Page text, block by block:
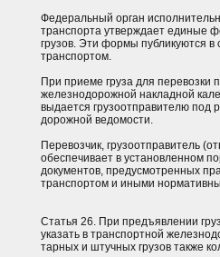
Федеральный орган
транспорта утверждает единые
грузов. Эти формы публикуются
транспортом.
При приеме груза для перевозки
железнодорожной накладной
выдается грузоотправителю под
дорожной ведомости.
Перевозчик, грузоотправитель
обеспечивает в установленном
документов, предусмотренных
транспортом и иными
Статья 26. При предъявлении
указать в транспортной
тарных и штучных грузов также